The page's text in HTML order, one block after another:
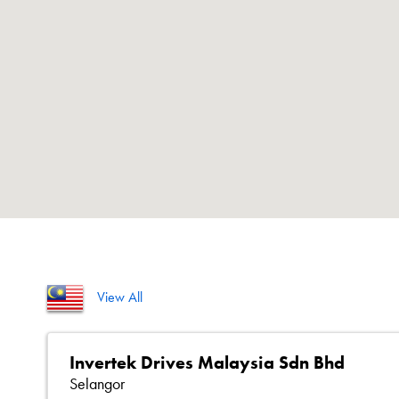
View All
Invertek Drives Malaysia Sdn Bhd
Selangor